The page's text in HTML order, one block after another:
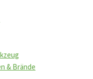
& Brände